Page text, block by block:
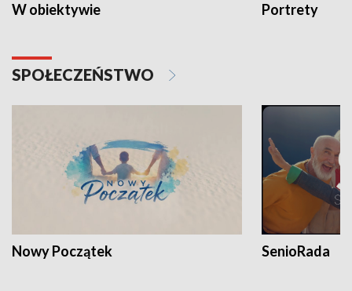
W obiektywie Portrety
SPOŁECZEŃSTWO
Nowy Początek SenioRada